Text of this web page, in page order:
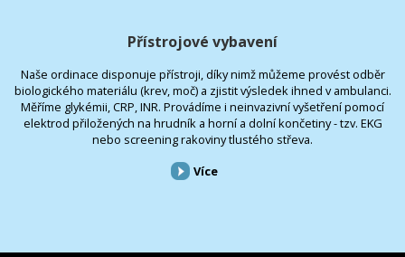
Přístrojové vybavení
Naše ordinace disponuje přístroji, díky nimž můžeme provést odběr
biologického materiálu (krev, moč) a zjistit výsledek ihned v ambulanci.
Měříme glykémii, CRP, INR. Provádíme i neinvazivní vyšetření pomocí
elektrod přiložených na hrudník a horní a dolní končetiny - tzv. EKG
nebo screening rakoviny tlustého střeva.
Více